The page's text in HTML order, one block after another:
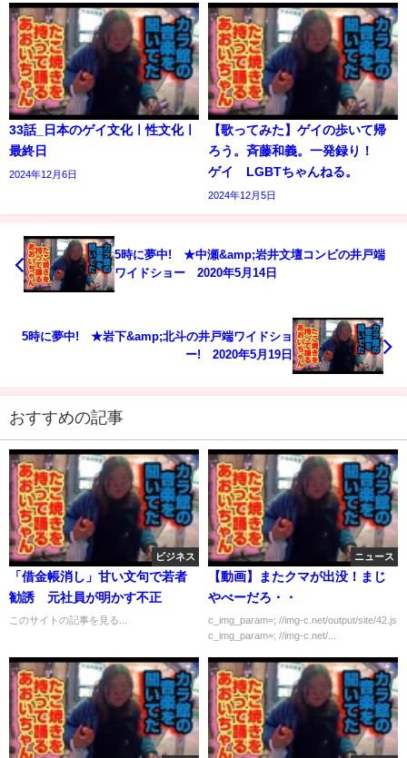
33話_日本のゲイ文化ㅣ性文化ㅣ
最終日
2024年12月6日
【歌ってみた】ゲイの歩いて帰
ろう。斉藤和義。一発録り！
ゲイ LGBTちゃんねる。
2024年12月5日
5時に夢中! ★中瀬&amp;岩井文壇コンビの井戸端
ワイドショー 2020年5月14日
5時に夢中! ★岩下&amp;北斗の井戸端ワイドショ
ー! 2020年5月19日
おすすめの記事
ビジネス
「借金帳消し」甘い文句で若者
勧誘 元社員が明かす不正
このサイトの記事を見る...
ニュース
【動画】またクマが出没！まじ
やべーだろ・・
c_img_param=; //img-c.net/output/site/42.js
c_img_param=; //img-c.net/...